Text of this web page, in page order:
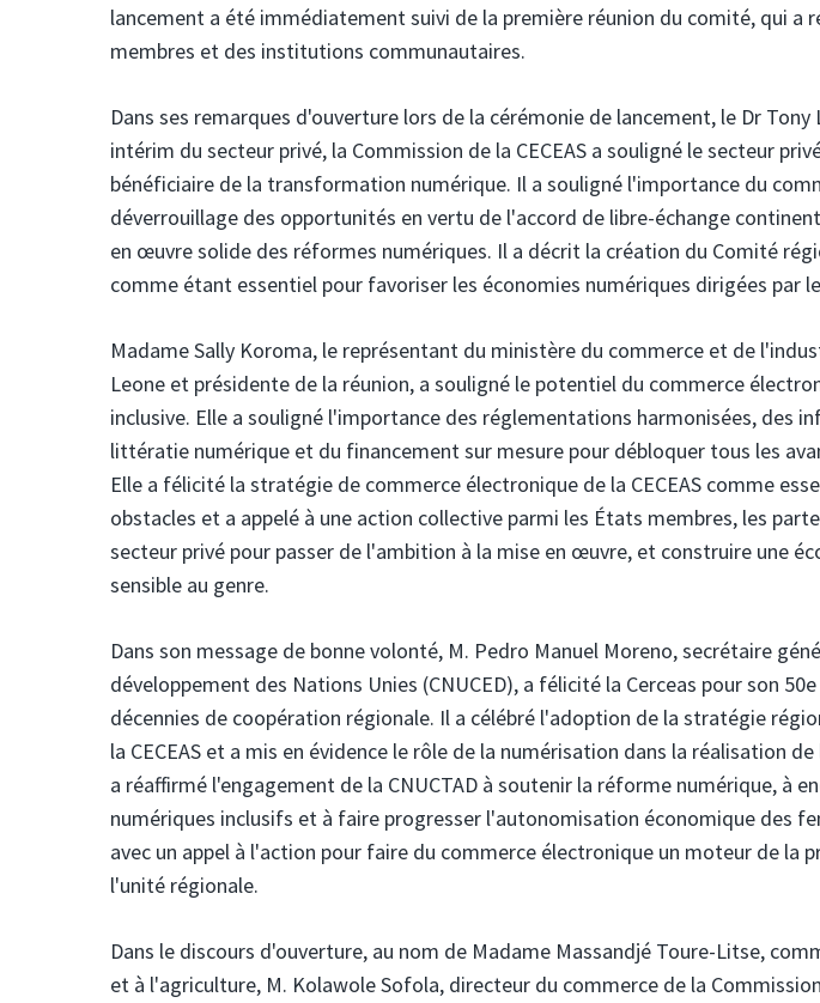
lancement a été immédiatement suivi de la première réunion du comité, qui a
membres et des institutions communautaires.
Dans ses remarques d'ouverture lors de la cérémonie de lancement, le Dr
intérim du secteur privé, la Commission de la CECEAS a souligné le secteur
bénéficiaire de la transformation numérique. Il a souligné l'importance du
déverrouillage des opportunités en vertu de l'accord de libre-échange
en œuvre solide des réformes numériques. Il a décrit la création du Comité
comme étant essentiel pour favoriser les économies numériques dirigées par
Madame Sally Koroma, le représentant du ministère du commerce et de
Leone et présidente de la réunion, a souligné le potentiel du commerce
inclusive. Elle a souligné l'importance des réglementations harmonisées, des
littératie numérique et du financement sur mesure pour débloquer tous les
Elle a félicité la stratégie de commerce électronique de la CECEAS comme
obstacles et a appelé à une action collective parmi les États membres, les
secteur privé pour passer de l'ambition à la mise en œuvre, et construire une
sensible au genre.
Dans son message de bonne volonté, M. Pedro Manuel Moreno, secrétaire
développement des Nations Unies (CNUCED), a félicité la Cerceas pour son
décennies de coopération régionale. Il a célébré l'adoption de la stratégie
la CECEAS et a mis en évidence le rôle de la numérisation dans la réalisation de
a réaffirmé l'engagement de la CNUCTAD à soutenir la réforme numérique, à
numériques inclusifs et à faire progresser l'autonomisation économique des
avec un appel à l'action pour faire du commerce électronique un moteur de la
l'unité régionale.
Dans le discours d'ouverture, au nom de Madame Massandjé Toure-Litse,
et à l'agriculture, M. Kolawole Sofola, directeur du commerce de la Commission